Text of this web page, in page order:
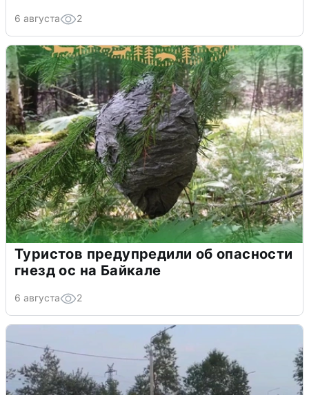
6 августа 2
Туристов предупредили об опасности
гнезд ос на Байкале
6 августа 2